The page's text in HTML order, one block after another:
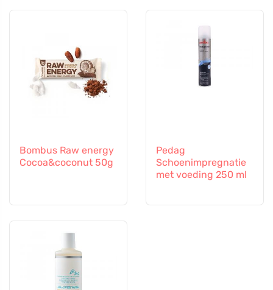
Bombus Raw energy
Cocoa&coconut 50g
Pedag
Schoenimpregnatie
met voeding 250 ml